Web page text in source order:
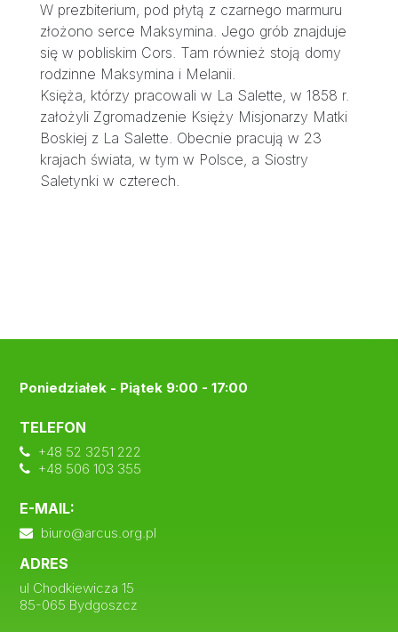
W prezbiterium, pod płytą z czarnego marmuru
złożono serce Maksymina. Jego grób znajduje
się w pobliskim Cors. Tam również stoją domy
rodzinne Maksymina i Melanii.
Księża, którzy pracowali w La Salette, w 1858 r.
założyli Zgromadzenie Księży Misjonarzy Matki
Boskiej z La Salette. Obecnie pracują w 23
krajach świata, w tym w Polsce, a Siostry
Saletynki w czterech.
Poniedziałek - Piątek 9:00 - 17:00
TELEFON
+48 52 3251 222
+48 506 103 355
E-MAIL:
biuro@arcus.org.pl
ADRES
ul Chodkiewicza 15
85-065 Bydgoszcz